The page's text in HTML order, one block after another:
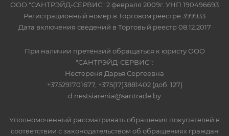
ООО "САНТРЭЙД-СЕРВИС" 2 февраля 2009г. УНП 190496693
Регистрационный номер в Торговом реестре 399933
Дата включения сведений в Торговый реестр 08.12.2017
При наличии претензий обращаться к юристу ООО
"САНТРЭЙД-СЕРВИС":
Нестереня Дарья Сергеевна
+375291701677, +375(17)3881402 (доб. 127)
d.nestsiarenia@santrade.by
Уполномоченный рассматривать обращения покупателей в
соответствии с законодательством об обращениях граждан